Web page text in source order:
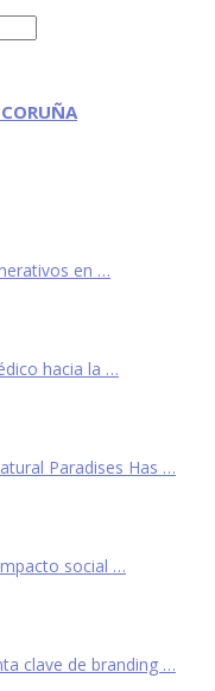
en …
hacia la …
Paradises Has …
social …
clave de branding …